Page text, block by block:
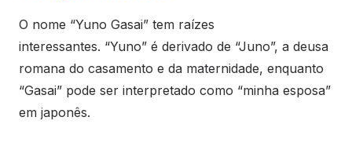
O nome “Yuno Gasai” tem raízes
interessantes. “Yuno” é derivado de “Juno”, a deusa
romana do casamento e da maternidade, enquanto
“Gasai” pode ser interpretado como “minha esposa”
em japonês.